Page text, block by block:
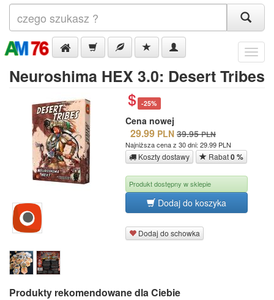
Menu
Neuroshima HEX 3.0: Desert Tribes
-25%
Cena nowej
29.99 PLN 39.95 PLN
Najniższa cena z 30 dni: 29.99 PLN
Koszty dostawy Rabat0 %
Produkt dostępny w sklepie
Dodaj do koszyka
Dodaj do schowka
Produkty rekomendowane dla Ciebie